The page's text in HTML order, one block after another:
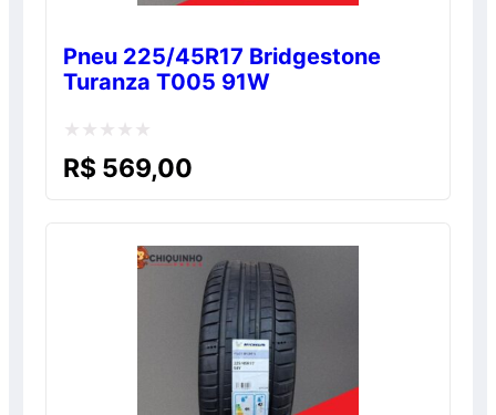
Pneu 225/45R17 Bridgestone
Turanza T005 91W
Avaliação
R$ 569,00